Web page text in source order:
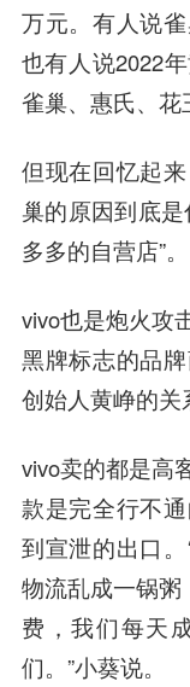
万元。有人说
也有人说2022
雀巢、惠氏、花
但现在回忆起
巢的原因到底
多多的自营店”。
vivo也是炮火攻
黑牌标志的品
创始人黄峥的关
vivo卖的都是高
款是完全行不
到宣泄的出口
物流乱成一锅粥
费，我们每天
们。”小葵说。